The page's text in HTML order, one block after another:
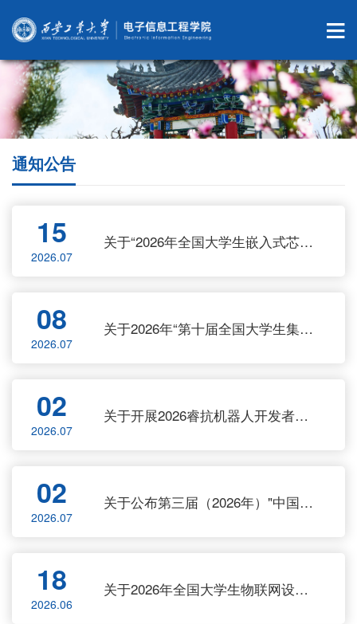
通知公告
15
2026.07
关于“2026年全国大学生嵌入式芯片与系统设计竞赛”校内选拔赛结果公示
08
2026.07
关于2026年“第十届全国大学生集成电路创新创业大赛”校内选拔赛结果的公示
02
2026.07
关于开展2026睿抗机器人开发者大赛
02
2026.07
关于公布第三届（2026年）"中国高校计算机大赛一嵌入式设计赛"校内赛结果的公示
18
2026.06
关于2026年全国大学生物联网设计竞赛校内赛结果的公示